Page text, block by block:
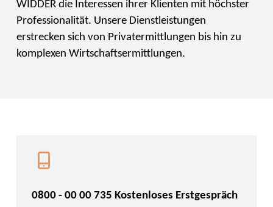
WIDDER die Interessen ihrer Klienten mit höchster
Professionalität. Unsere Dienstleistungen
erstrecken sich von Privatermittlungen bis hin zu
komplexen Wirtschaftsermittlungen.
0800 - 00 00 735 Kostenloses Erstgespräch